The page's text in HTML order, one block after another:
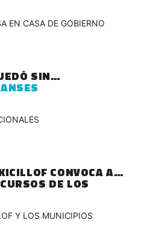
EN CASA DE GOBIERNO
SIN
ANSES
CONVOCA A
DE LOS
Y LOS MUNICIPIOS